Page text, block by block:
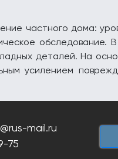
частного дома:
обследование.
деталей. На
усилением
mail.ru
75